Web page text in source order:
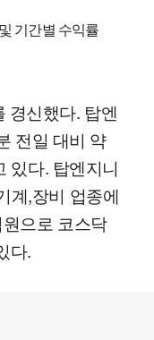
기간별 수익률
경신했다. 탑엔
전일 대비 약
있다. 탑엔지니
계,장비 업종에
으로 코스닥
다.